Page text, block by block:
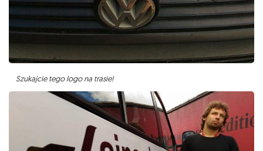
Szukajcie tego logo na trasie!